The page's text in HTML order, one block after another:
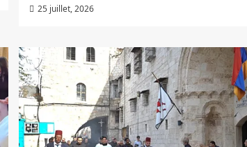
25 juillet, 2026